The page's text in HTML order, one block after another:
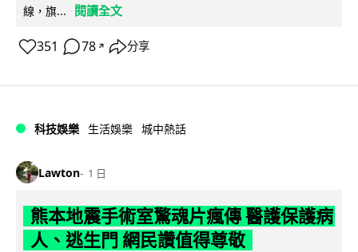
線，旗...
閱讀全文
351 78 ↗ 分享
科技娛樂 生活娛樂 城中熱話
Lawton 1 日
熊本地震手術室驚魂片瘋傳 醫護保護病
人、逃生門 網民讚值得尊敬